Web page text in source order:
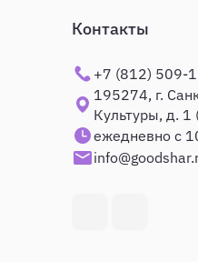
Контакты
+7 (812) 509-
195274, г.
Культуры, д. 1
ежедневно с